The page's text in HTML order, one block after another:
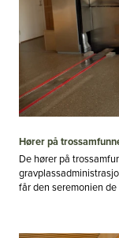
#2 - 2026 -
Nå vet de
Hører på
De hører på
får den seremonien de